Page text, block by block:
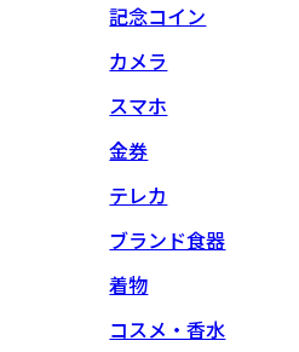
記念コイン
カメラ
スマホ
金券
テレカ
ブランド食器
着物
コスメ・香水